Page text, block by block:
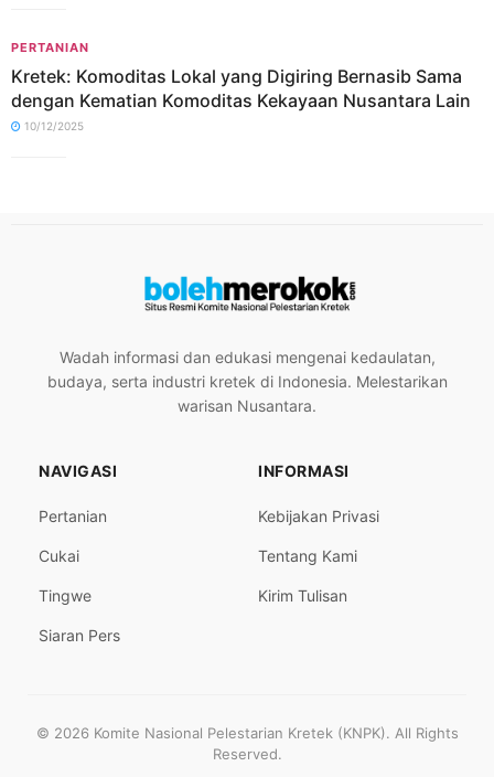
PERTANIAN
Kretek: Komoditas Lokal yang Digiring Bernasib Sama
dengan Kematian Komoditas Kekayaan Nusantara Lain
10/12/2025
Wadah informasi dan edukasi mengenai kedaulatan,
budaya, serta industri kretek di Indonesia. Melestarikan
warisan Nusantara.
NAVIGASI
Pertanian
Cukai
Tingwe
Siaran Pers
INFORMASI
Kebijakan Privasi
Tentang Kami
Kirim Tulisan
© 2026 Komite Nasional Pelestarian Kretek (KNPK). All Rights
Reserved.